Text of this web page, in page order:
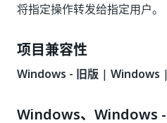
将指定操作转发给指定用户。
项目兼容性
Windows - 旧版 | Windows |
Windows、Windows